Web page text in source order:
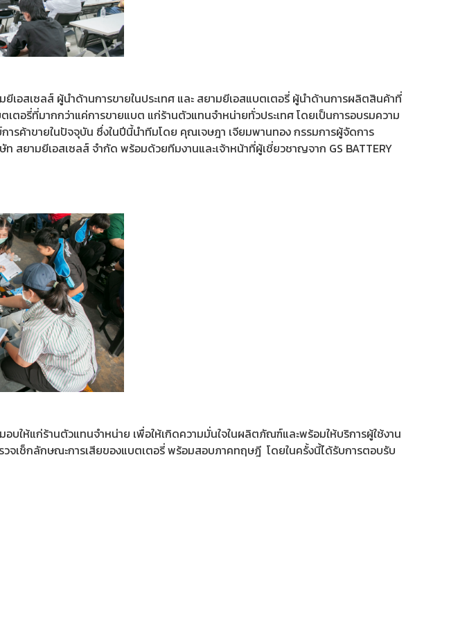
ยีเอสเซลส์ ผู้นำด้านการขายในประเทศ และ สยามยีเอสแบตเตอรี่ ผู้นำด้านการผลิตสินค้าที่
อรี่ที่มากกว่าแค่การขายแบต แก่ร้านตัวแทนจำหน่ายทั่วประเทศ โดยเป็นการอบรมความ
ารค้าขายในปัจจุบัน ซึ่งในปีนี้นำทีมโดย คุณเจษฎา เจียมพานทอง กรรมการผู้จัดการ
ามยีเอสเซลส์ จำกัด พร้อมด้วยทีมงานและเจ้าหน้าที่ผู้เชี่ยวชาญจาก GS BATTERY
บให้แก่ร้านตัวแทนจำหน่าย เพื่อให้เกิดความมั่นใจในผลิตภัณฑ์และพร้อมให้บริการผู้ใช้งาน
วจเช็กลักษณะการเสียของแบตเตอรี่ พร้อมสอบภาคทฤษฎี โดยในครั้งนี้ได้รับการตอบรับ